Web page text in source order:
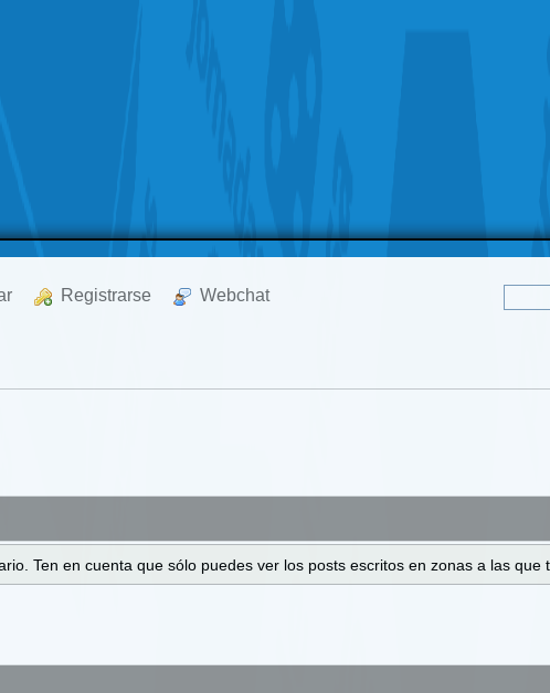
Registrarse Webchat
Ten en cuenta que sólo puedes ver los posts escritos en zonas a las que